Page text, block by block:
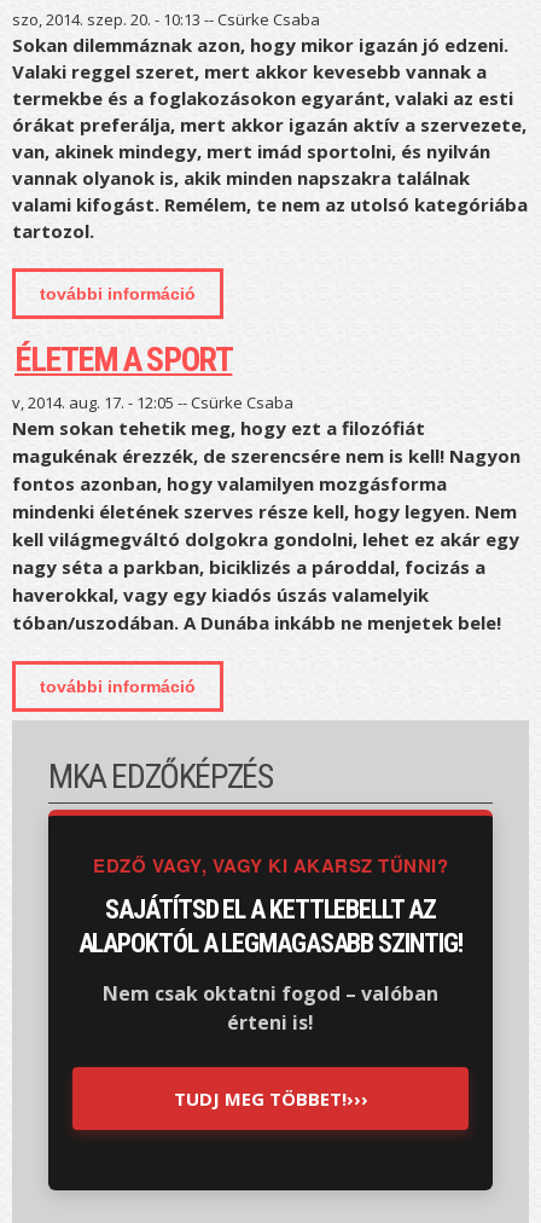
szo, 2014. szep. 20. - 10:13 --Csürke Csaba
Sokan dilemmáznak azon, hogy mikor igazán jó edzeni.
Valaki reggel szeret, mert akkor kevesebb vannak a
termekbe és a foglakozásokon egyaránt, valaki az esti
órákat preferálja, mert akkor igazán aktív a szervezete,
van, akinek mindegy, mert imád sportolni, és nyilván
vannak olyanok is, akik minden napszakra találnak
valami kifogást. Remélem, te nem az utolsó kategóriába
tartozol.
további információ
kapcsolatosan
ÉLETEM A SPORT
v, 2014. aug. 17. - 12:05 --Csürke Csaba
Nem sokan tehetik meg, hogy ezt a filozófiát
magukénak érezzék, de szerencsére nem is kell! Nagyon
fontos azonban, hogy valamilyen mozgásforma
mindenki életének szerves része kell, hogy legyen. Nem
kell világmegváltó dolgokra gondolni, lehet ez akár egy
nagy séta a parkban, biciklizés a pároddal, focizás a
haverokkal, vagy egy kiadós úszás valamelyik
tóban/uszodában. A Dunába inkább ne menjetek bele!
további információ
kapcsolatosan
MKA EDZŐKÉPZÉS
EDZŐ VAGY, VAGY KI AKARSZ TŰNNI?
SAJÁTÍTSD EL A KETTLEBELLT AZ
ALAPOKTÓL A LEGMAGASABB SZINTIG!
Nem csak oktatni fogod – valóban
érteni is!
TUDJ MEG TÖBBET!›››